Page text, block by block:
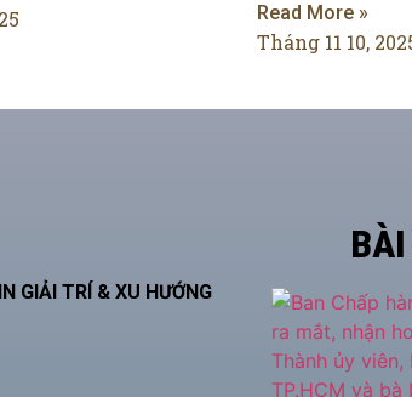
Read More »
Tháng 11 10,
GIẢI TRÍ & XU HƯỚNG